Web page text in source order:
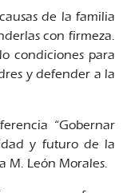
de la familia
con firmeza.
condiciones para
y defender a la
“Gobernar
y futuro de la
M. León Morales.